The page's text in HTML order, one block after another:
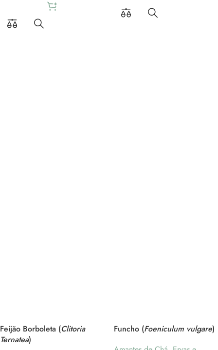
Feijão Borboleta (Clitoria
Ternatea)
Funcho (Foeniculum vulgare)